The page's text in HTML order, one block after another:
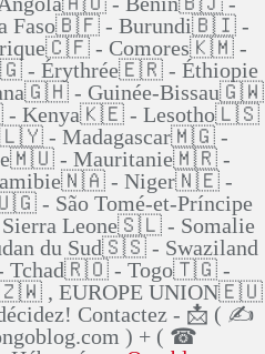
Faso🇧🇫 - Burundi🇧🇮 -
- Comores🇰🇲 -
- Érythrée🇪🇷 - Éthiopie
- Guinée-Bissau🇬🇼
- Kenya🇰🇪 - Lesotho🇱🇸
- Madagascar🇲🇬 -
- Mauritanie🇲🇷 -
- Niger🇳🇪 -
- São Tomé-et-Príncipe
Leone🇸🇱 - Somalie
du Sud🇸🇸 - Swaziland
- Togo🇹🇬 -
, EUROPE UNION🇪🇺
Contactez - 📩 ( ✍
) + ( ☎